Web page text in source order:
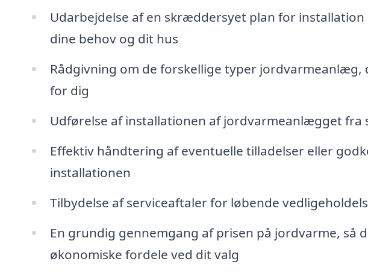
Udarbejdelse af en skræddersyet plan for
dine behov og dit hus
Rådgivning om de forskellige typer
for dig
Udførelse af installationen af jordvarmeanlægget fra
Effektiv håndtering af eventuelle tilladelser eller
installationen
Tilbydelse af serviceaftaler for løbende
En grundig gennemgang af prisen på jordvarme, så
økonomiske fordele ved dit valg